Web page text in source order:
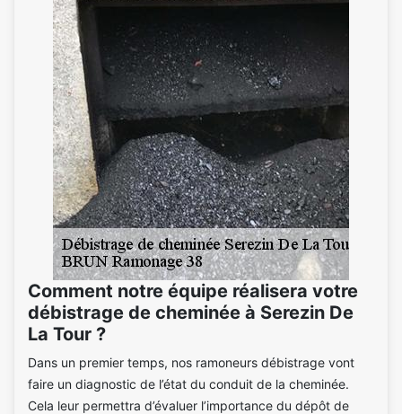
Comment notre équipe réalisera votre
débistrage de cheminée à Serezin De
La Tour ?
Dans un premier temps, nos ramoneurs débistrage vont
faire un diagnostic de l’état du conduit de la cheminée.
Cela leur permettra d’évaluer l’importance du dépôt de